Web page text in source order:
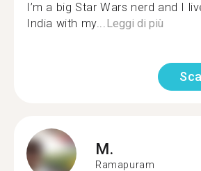
I’m a big Star Wars nerd and I
India with my...Leggi di più
M.
Ramapuram